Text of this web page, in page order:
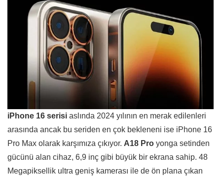
iPhone 16 serisi aslında 2024 yılının en merak edilenleri
arasında ancak bu seriden en çok bekleneni ise iPhone 16
Pro Max olarak karşımıza çıkıyor. A18 Pro yonga setinden
gücünü alan cihaz, 6,9 inç gibi büyük bir ekrana sahip. 48
Megapiksellik ultra geniş kamerası ile de ön plana çıkan